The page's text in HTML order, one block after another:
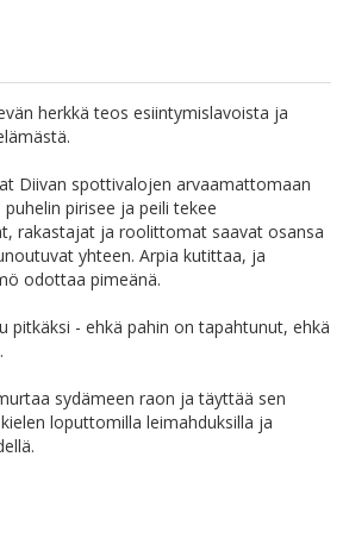
herkkä teos esiintymislavoista ja
Diivan spottivalojen arvaamattomaan
pirisee ja peili tekee
rakastajat ja roolittomat saavat osansa
yhteen. Arpia kutittaa, ja
odottaa pimeänä.
pitkäksi - ehkä pahin on tapahtunut, ehkä
sydämeen raon ja täyttää sen
loputtomilla leimahduksilla ja